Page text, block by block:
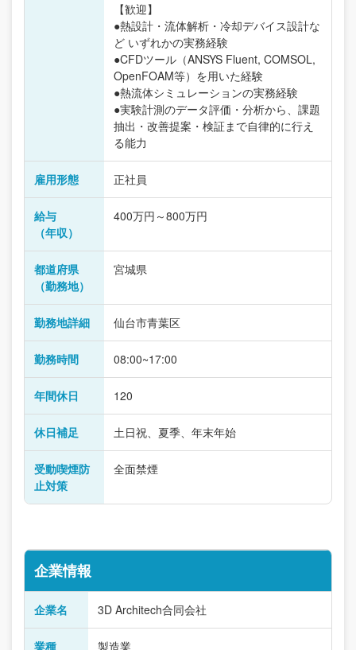
【歓迎】
●熱設計・流体解析・冷却デバイス設計な
ど いずれかの実務経験
●CFDツール（ANSYS Fluent, COMSOL,
OpenFOAM等）を用いた経験
●熱流体シミュレーションの実務経験
●実験計測のデータ評価・分析から、課題
抽出・改善提案・検証まで自律的に行え
る能力
雇用形態 正社員
給与
（年収）
400万円～800万円
都道府県
（勤務地）
宮城県
勤務地詳細 仙台市青葉区
勤務時間 08:00~17:00
年間休日 120
休日補足 土日祝、夏季、年末年始
受動喫煙防
止対策
全面禁煙
企業情報
企業名 3D Architech合同会社
業種 製造業